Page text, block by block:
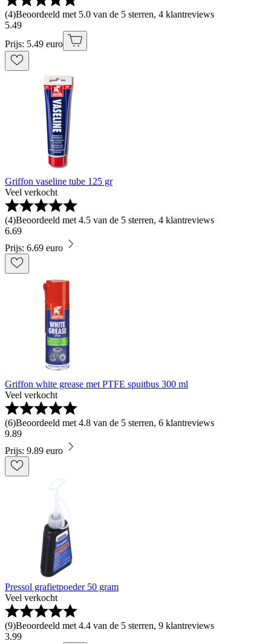
(4)Beoordeeld met 5.0 van de 5 sterren, 4 klantreviews
5.49
Prijs: 5.49 euro
Griffon vaseline tube 125 gr
Veel verkocht
(4)Beoordeeld met 4.5 van de 5 sterren, 4 klantreviews
6.69
Prijs: 6.69 euro
Griffon white grease met PTFE spuitbus 300 ml
Veel verkocht
(6)Beoordeeld met 4.8 van de 5 sterren, 6 klantreviews
9.89
Prijs: 9.89 euro
Pressol grafietpoeder 50 gram
Veel verkocht
(9)Beoordeeld met 4.4 van de 5 sterren, 9 klantreviews
3.99